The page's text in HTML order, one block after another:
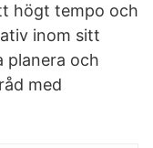
högt tempo och
inom sitt
planera och
med